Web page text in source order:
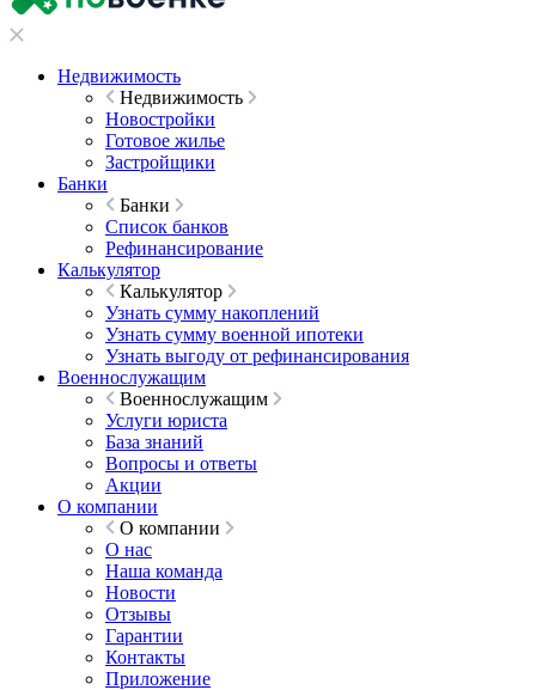
Недвижимость
Недвижимость
Новостройки
Готовое жилье
Застройщики
Банки
Банки
Список банков
Рефинансирование
Калькулятор
Калькулятор
Узнать сумму накоплений
Узнать сумму военной ипотеки
Узнать выгоду от рефинансирования
Военнослужащим
Военнослужащим
Услуги юриста
База знаний
Вопросы и ответы
Акции
О компании
О компании
О нас
Наша команда
Новости
Отзывы
Гарантии
Контакты
Приложение